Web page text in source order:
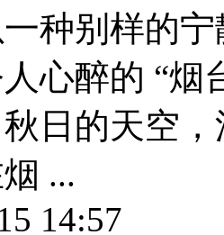
种别样的
心醉的 “烟
日的天空
...
14:57